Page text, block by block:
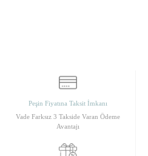
Peşin Fiyatına Taksit İmkanı
Vade Farksız 3 Takside Varan Ödeme
Avantajı